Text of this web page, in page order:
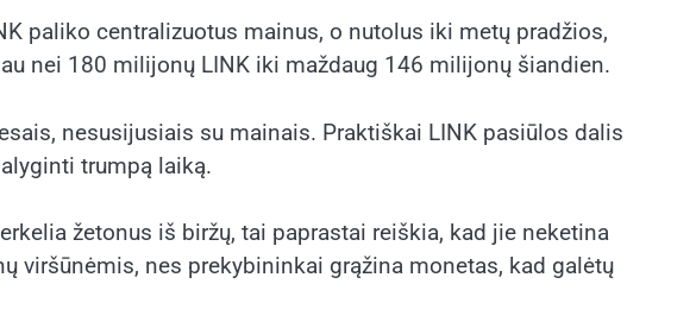
paliko centralizuotus mainus, o nutolus iki metų pradžios,
nei 180 milijonų LINK iki maždaug 146 milijonų šiandien.
nesusijusiais su mainais. Praktiškai LINK pasiūlos dalis
trumpą laiką.
žetonus iš biržų, tai paprastai reiškia, kad jie neketina
viršūnėmis, nes prekybininkai grąžina monetas, kad galėtų